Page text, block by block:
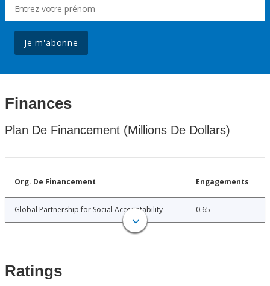
Je m'abonne
Finances
Plan De Financement (Millions De Dollars)
Org. De Financement Engagements
Global Partnership for Social Accountability 0.65
Ratings